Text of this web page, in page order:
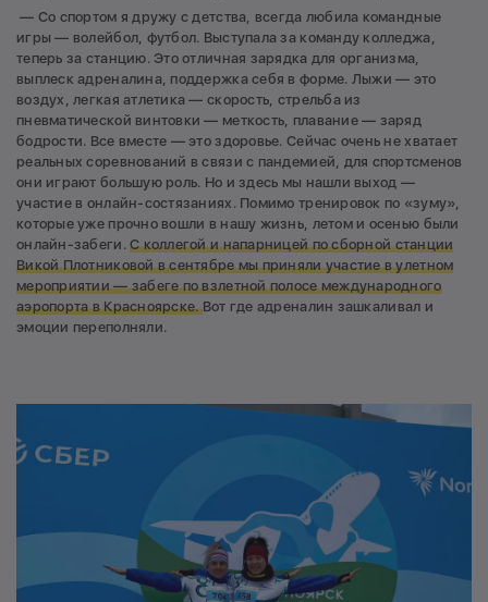
— Со спортом я дружу с детства, всегда любила командные
игры — волейбол, футбол. Выступала за команду колледжа,
теперь за станцию. Это отличная зарядка для организма,
выплеск адреналина, поддержка себя в форме. Лыжи — это
воздух, легкая атлетика — скорость, стрельба из
пневматической винтовки — меткость, плавание — заряд
бодрости. Все вместе — это здоровье. Сейчас очень не хватает
реальных соревнований в связи с пандемией, для спортсменов
они играют большую роль. Но и здесь мы нашли выход —
участие в онлайн-состязаниях. Помимо тренировок по «зуму»,
которые уже прочно вошли в нашу жизнь, летом и осенью были
онлайн-забеги.С коллегой и напарницей по сборной станции
Викой Плотниковой в сентябре мы приняли участие в улетном
мероприятии — забеге по взлетной полосе международного
аэропорта в Красноярске.Вот где адреналин зашкаливал и
эмоции переполняли.